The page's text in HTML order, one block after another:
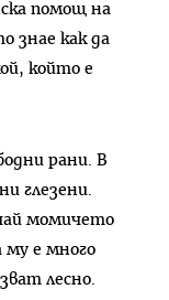
помощ на
знае как да
който е
рани. В
глезени.
момичето
е много
лесно.